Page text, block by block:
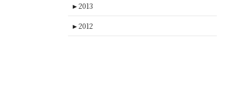
► 2013
► 2012